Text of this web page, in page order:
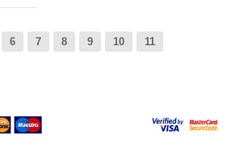
6 7 8 9 10
11